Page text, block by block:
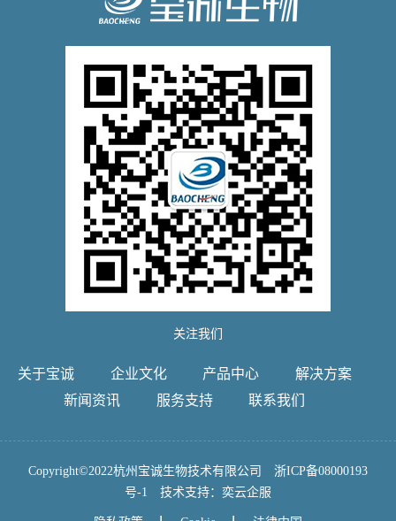
关注我们
关于宝诚 企业文化 产品中心
解决方案
新闻资讯
服务支持 联系我们
Copyright©2022杭州宝诚生物技术有限公司 浙ICP备08000193
号-1 技术支持： 奕云企服